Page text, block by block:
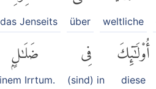
weltliche
über
das Jenseits
أُو۟لَٰٓئِكَ
diese
فِى
(sind) in
ضَلَٰلٍۭ
Irrtum.